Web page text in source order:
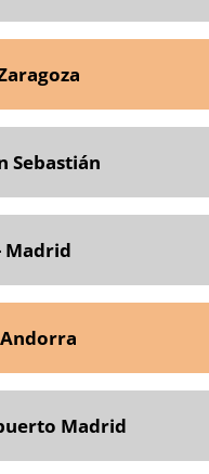
Sebastián
Madrid
Madrid